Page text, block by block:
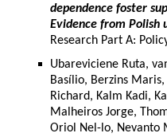
dependence foster
Evidence from Polish
Research Part A:
Ubareviciene Ruta,
Basílio, Berzins
Richard, Kalm Kadi,
Malheiros Jorge,
Oriol Nel-lo, Nevanto